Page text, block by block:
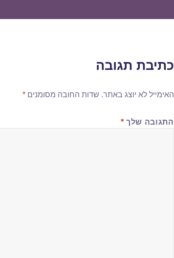
כתיבת תגובה
האימייל לא יוצג באתר. שדות החובה מסומנים*
התגובה שלך *